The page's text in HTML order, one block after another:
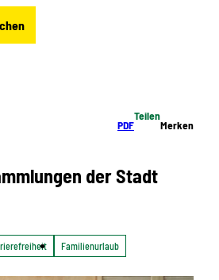
PDF
Teilen
Merken
der Stadt
Familienurlaub